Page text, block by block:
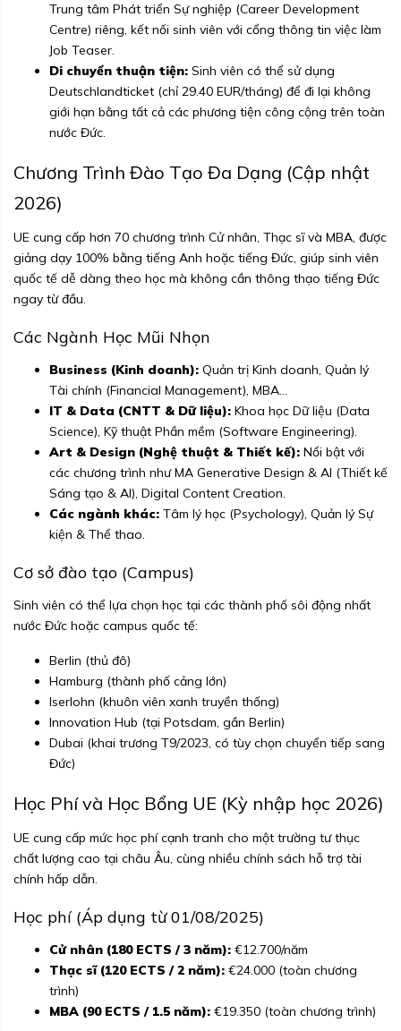
Trung tâm Phát triển Sự nghiệp (Career Development
Centre) riêng, kết nối sinh viên với cổng thông tin việc làm
Job Teaser.
Di chuyển thuận tiện: Sinh viên có thể sử dụng
Deutschlandticket (chỉ 29.40 EUR/tháng) để đi lại không
giới hạn bằng tất cả các phương tiện công cộng trên toàn
nước Đức.
Chương Trình Đào Tạo Đa Dạng (Cập nhật
2026)
UE cung cấp hơn 70 chương trình Cử nhân, Thạc sĩ và MBA, được
giảng dạy 100% bằng tiếng Anh hoặc tiếng Đức, giúp sinh viên
quốc tế dễ dàng theo học mà không cần thông thạo tiếng Đức
ngay từ đầu.
Các Ngành Học Mũi Nhọn
Business (Kinh doanh): Quản trị Kinh doanh, Quản lý
Tài chính (Financial Management), MBA...
IT & Data (CNTT & Dữ liệu): Khoa học Dữ liệu (Data
Science), Kỹ thuật Phần mềm (Software Engineering).
Art & Design (Nghệ thuật & Thiết kế): Nổi bật với
các chương trình như MA Generative Design & AI (Thiết kế
Sáng tạo & AI), Digital Content Creation.
Các ngành khác: Tâm lý học (Psychology), Quản lý Sự
kiện & Thể thao.
Cơ sở đào tạo (Campus)
Sinh viên có thể lựa chọn học tại các thành phố sôi động nhất
nước Đức hoặc campus quốc tế:
Berlin (thủ đô)
Hamburg (thành phố cảng lớn)
Iserlohn (khuôn viên xanh truyền thống)
Innovation Hub (tại Potsdam, gần Berlin)
Dubai (khai trương T9/2023, có tùy chọn chuyển tiếp sang
Đức)
Học Phí và Học Bổng UE (Kỳ nhập học 2026)
UE cung cấp mức học phí cạnh tranh cho một trường tư thục
chất lượng cao tại châu Âu, cùng nhiều chính sách hỗ trợ tài
chính hấp dẫn.
Học phí (Áp dụng từ 01/08/2025)
Cử nhân (180 ECTS / 3 năm): €12.700/năm
Thạc sĩ (120 ECTS / 2 năm): €24.000 (toàn chương
trình)
MBA (90 ECTS / 1.5 năm): €19.350 (toàn chương trình)